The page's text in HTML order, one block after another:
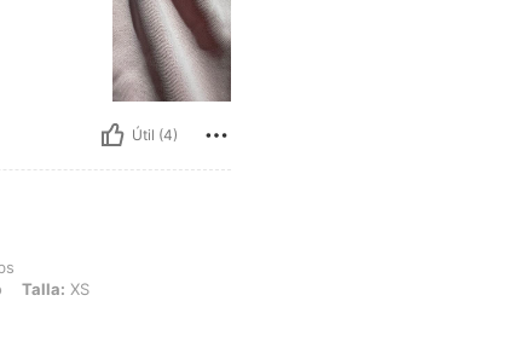
Útil (4)
/ 42 in, Cintura: 77 cm / 30 in, Busto: 97 cm / 38 in, Color: Negro, Talla: XS
Talla: XS